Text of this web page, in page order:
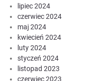
lipiec 2024
czerwiec 2024
maj 2024
kwiecień 2024
luty 2024
styczeń 2024
listopad 2023
czerwiec 2023